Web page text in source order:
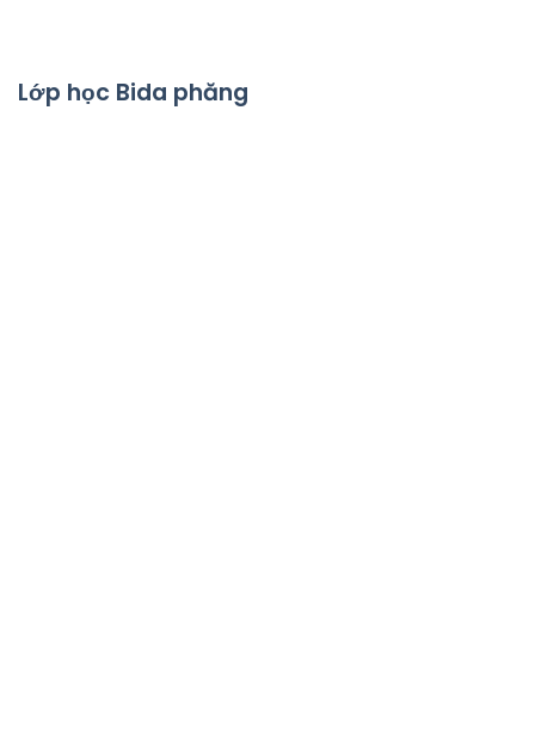
Lớp học Bida phăng